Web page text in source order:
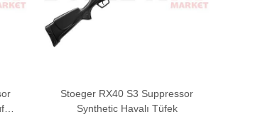
Stoeger RX40 S3 Suppressor
Synthetic Havalı Tüfek